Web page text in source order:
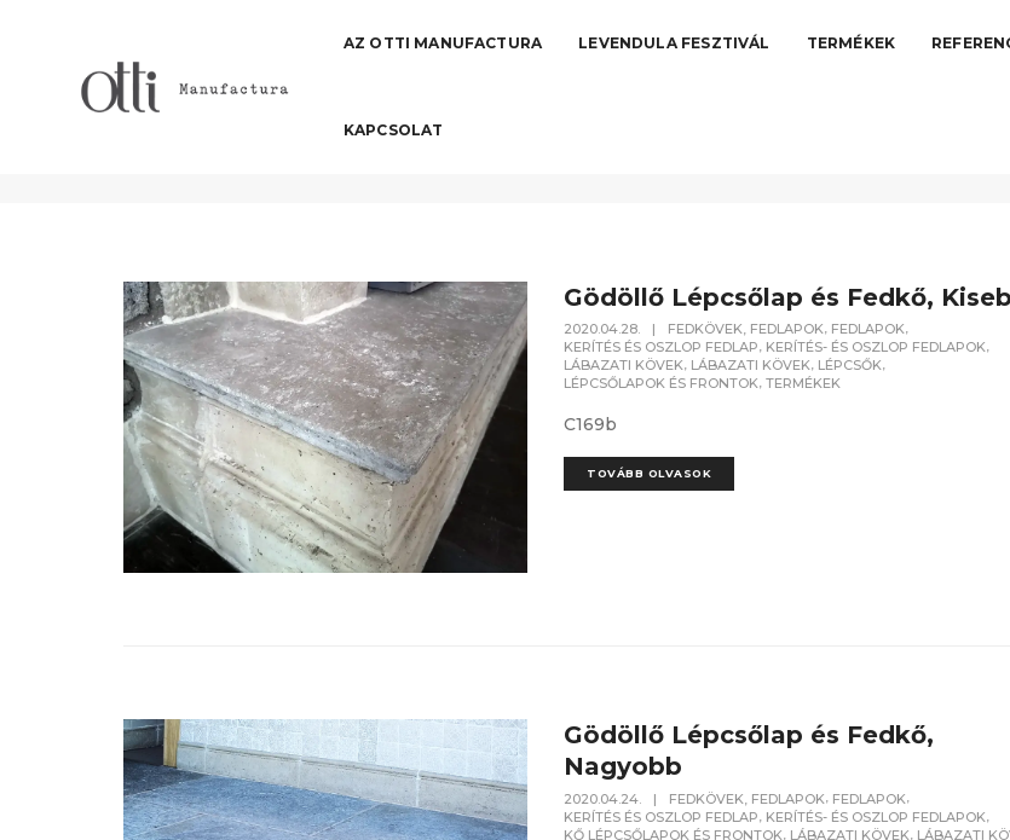
AZ OTTI MANUFACTURA LEVENDULA FESZTIVÁL TERMÉKEK
KAPCSOLAT
Gödöllő Lépcsőlap és Fedkő,
2020.04.28. | FEDKÖVEK, FEDLAPOK, FEDLAPOK,
KERÍTÉS ÉS OSZLOP FEDLAP, KERÍTÉS- ÉS OSZLOP FEDLAPOK,
LÁBAZATI KÖVEK, LÁBAZATI KÖVEK, LÉPCSŐK,
LÉPCSŐLAPOK ÉS FRONTOK,TERMÉKEK
C169b
TOVÁBB OLVASOK
Gödöllő Lépcsőlap és Fedkő,
Nagyobb
2020.04.24. | FEDKÖVEK, FEDLAPOK, FEDLAPOK,
KERÍTÉS ÉS OSZLOP FEDLAP KERÍTÉS- ÉS OSZLOP FEDLAPOK
KŐ LÉPCSŐLAPOK ÉS FRONTOK LÁBAZATI KÖVEK LÁBAZATI